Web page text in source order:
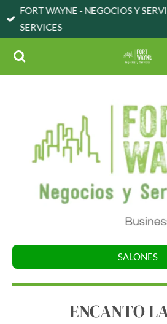
Skip
content
FORT WAYNE - NEGOCIOS Y
SERVICES
SALONES
ENCANTO